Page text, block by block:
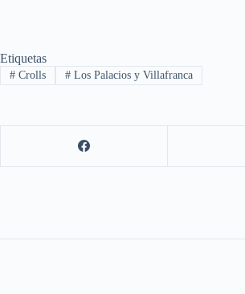
Etiquetas
#Crolls #Los Palacios y Villafranca